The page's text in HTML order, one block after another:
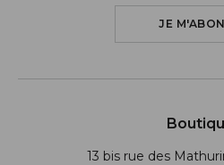
JE
13 bis rue des